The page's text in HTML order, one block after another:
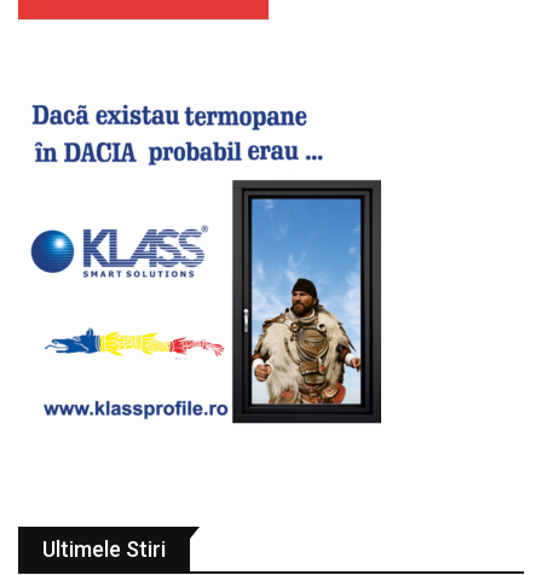
Ultimele Stiri